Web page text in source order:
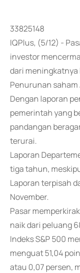
33825148
IQPlus, (5/12) -
investor
dari meningkatnya
Penurunan saham
Dengan laporan
pemerintah yang
pandangan
terurai.
Laporan
tiga tahun,
Laporan terpisah
November.
Pasar
naik dari peluang
Indeks S&P 500
menguat 51,04
atau 0,07 persen,